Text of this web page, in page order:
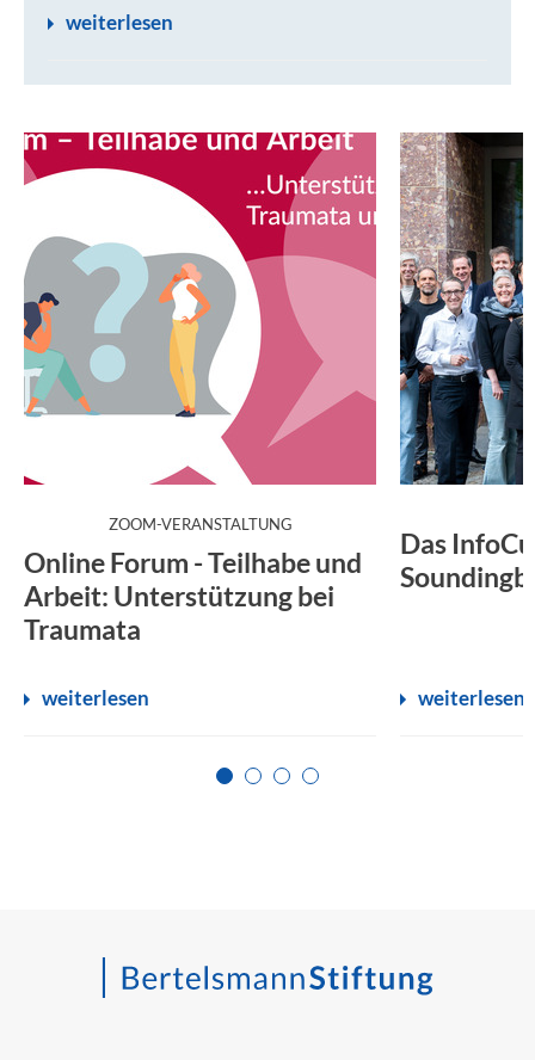
weiterlesen
ZOOM-VERANSTALTUNG:
Online Forum - Teilhabe und
Arbeit: Unterstützung bei
Traumata
weiterlesen
Das
weiterlesen
Zur Seite 1
Zur Seite 2
Zur Seite 3
Zur Seite 4